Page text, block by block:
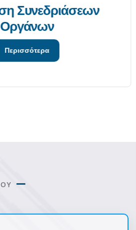
Συνεδριάσεων
Οργάνων
Περισσότερα